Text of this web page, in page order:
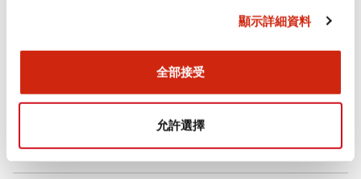
顯示詳細資料
全部接受
允許選擇
電氣規範（額定照明部分）
環境規範
機械規格